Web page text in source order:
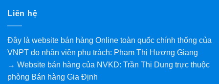
Liên hệ
Đây là website bán hàng Online toàn quốc chính thống của
VNPT do nhân viên phụ trách: Phạm Thị Hương Giang
→ Website bán hàng của NVKD: Trần Thị Dung trực thuộc
phòng Bán hàng Gia Định